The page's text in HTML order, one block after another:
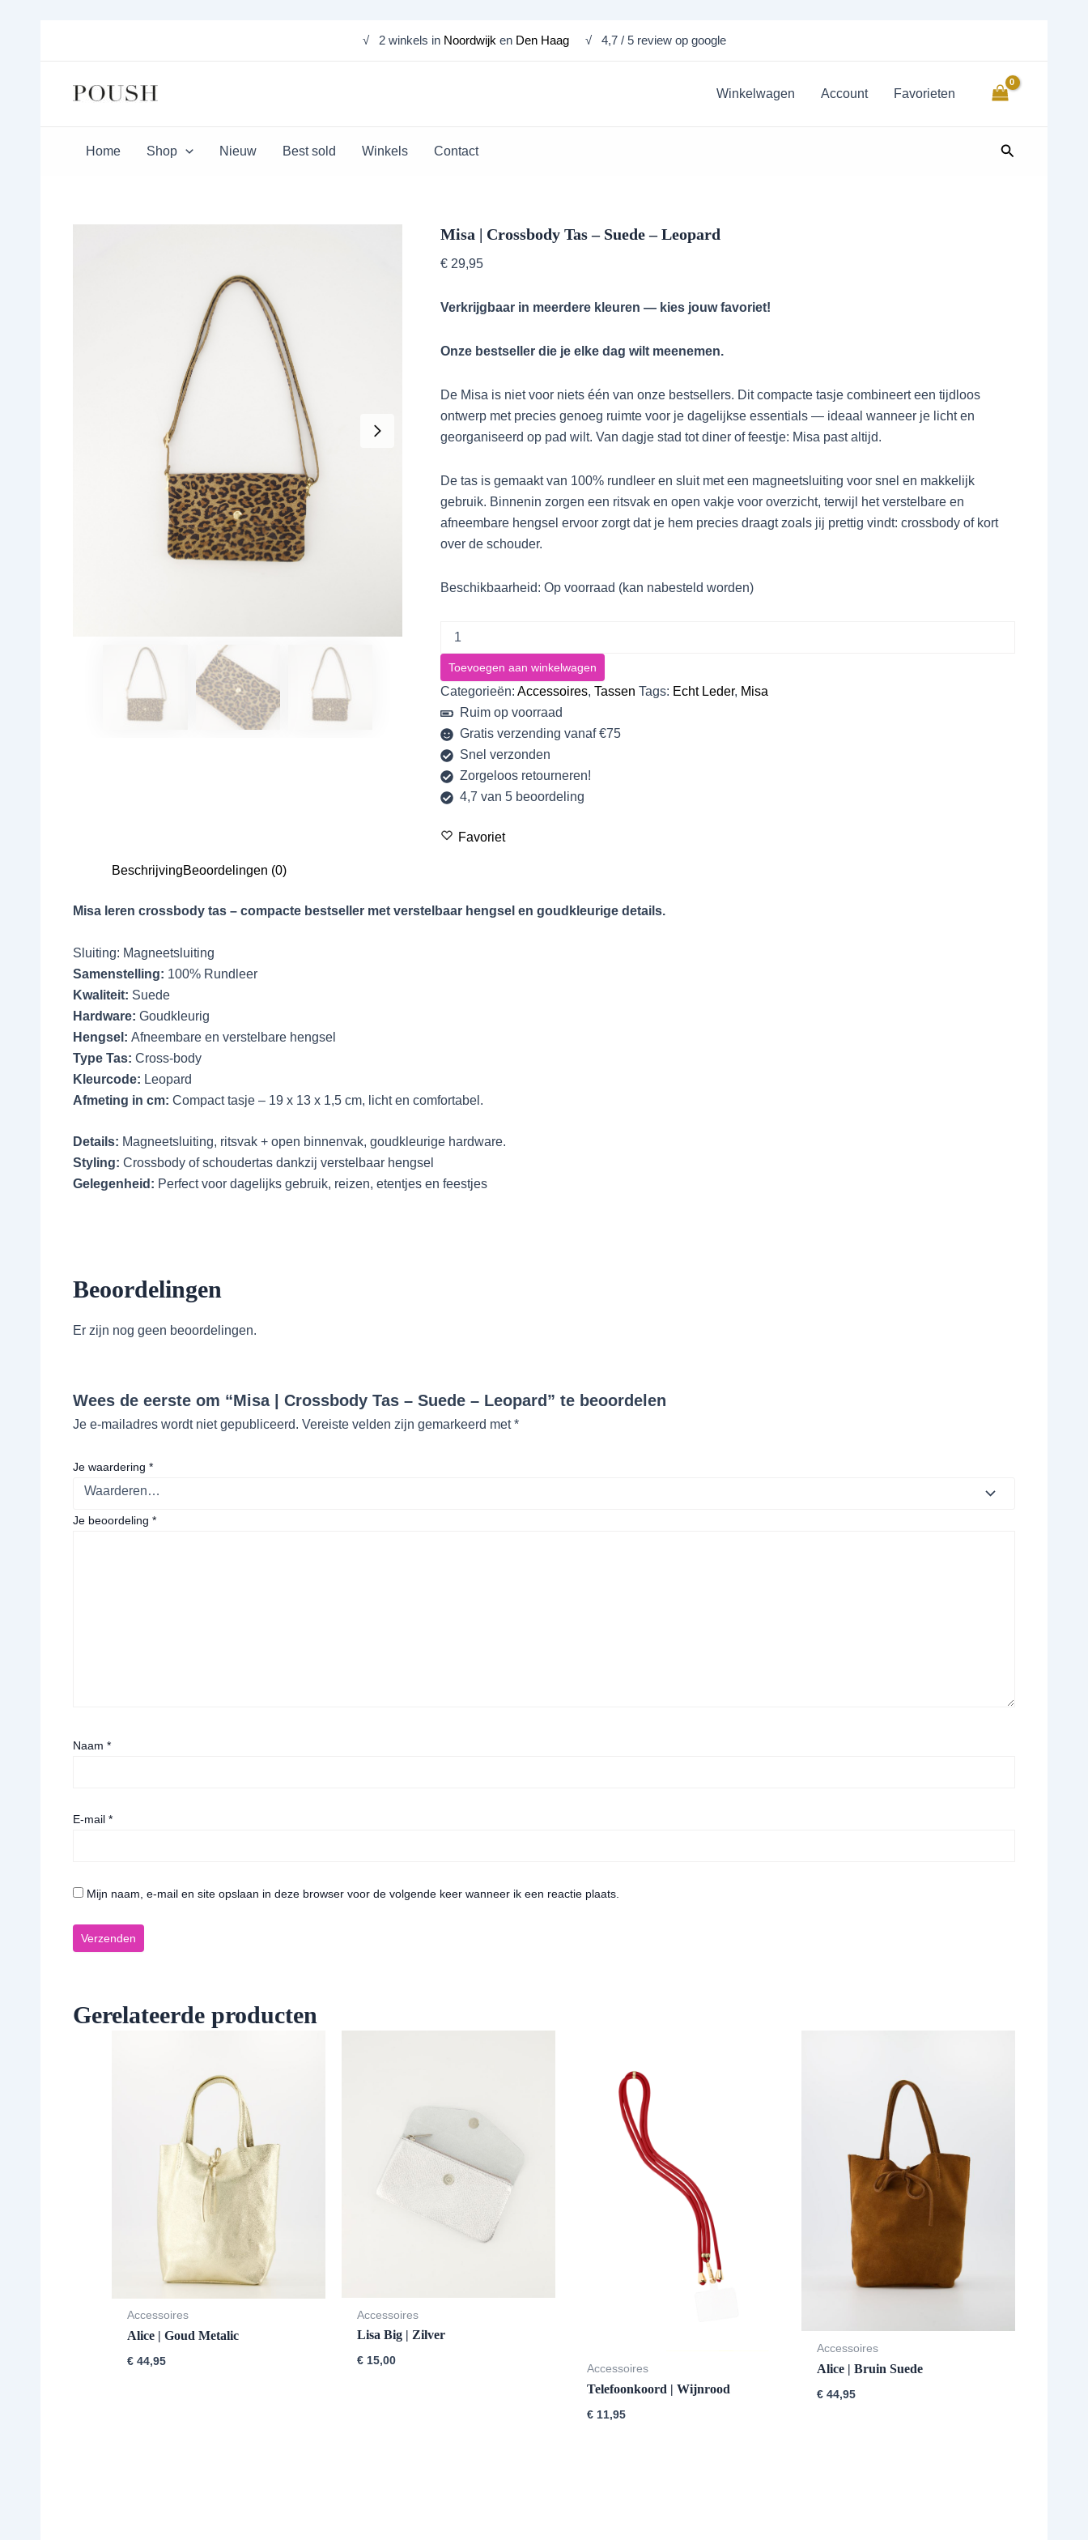
√ 2 winkels in Noordwijk en Den Haag √ 4,7 / 5 review op google
Winkelwagen Account Favorieten
Home Shop Nieuw Best sold Winkels Contact Zoeken
Misa | Crossbody Tas – Suede – Leopard
€29,95
Verkrijgbaar in meerdere kleuren — kies jouw favoriet!
Onze bestseller die je elke dag wilt meenemen.
De Misa is niet voor niets één van onze bestsellers. Dit compacte tasje combineert een tijdloos
ontwerp met precies genoeg ruimte voor je dagelijkse essentials — ideaal wanneer je licht en
georganiseerd op pad wilt. Van dagje stad tot diner of feestje: Misa past altijd.
De tas is gemaakt van 100% rundleer en sluit met een magneetsluiting voor snel en makkelijk
gebruik. Binnenin zorgen een ritsvak en open vakje voor overzicht, terwijl het verstelbare en
afneembare hengsel ervoor zorgt dat je hem precies draagt zoals jij prettig vindt: crossbody of kort
over de schouder.
Beschikbaarheid: Op voorraad (kan nabesteld worden)
|
aantal
Toevoegen aan winkelwagen
Categorieën: Accessoires, Tassen Tags: Echt Leder, Misa
Ruim op voorraad
Gratis verzending vanaf €75
Snel verzonden
Zorgeloos retourneren!
4,7 van 5 beoordeling
Favoriet
BeschrijvingBeoordelingen (0)
Misa leren crossbody tas – compacte bestseller met verstelbaar hengsel en goudkleurige details.
Sluiting: Magneetsluiting
Samenstelling: 100% Rundleer
Kwaliteit: Suede
Hardware: Goudkleurig
Hengsel: Afneembare en verstelbare hengsel
Type Tas: Cross-body
Kleurcode: Leopard
Afmeting in cm: Compact tasje – 19 x 13 x 1,5 cm, licht en comfortabel.
Details: Magneetsluiting, ritsvak + open binnenvak, goudkleurige hardware.
Styling: Crossbody of schoudertas dankzij verstelbaar hengsel
Gelegenheid: Perfect voor dagelijks gebruik, reizen, etentjes en feestjes
Beoordelingen
Er zijn nog geen beoordelingen.
Wees de eerste om “Misa | Crossbody Tas – Suede – Leopard” te beoordelen
Je e-mailadres wordt niet gepubliceerd. Vereiste velden zijn gemarkeerd met*
Je waardering *
Je beoordeling *
Naam *
E-mail *
Mijn naam, e-mail en site opslaan in deze browser voor de volgende keer wanneer ik een reactie plaats.
Gerelateerde producten
Accessoires
Alice | Goud Metalic
€ 44,95
Accessoires
Lisa Big | Zilver
€ 15,00
Accessoires
Telefoonkoord | Wijnrood
€ 11,95
Accessoires
Alice | Bruin Suede
€ 44,95
-